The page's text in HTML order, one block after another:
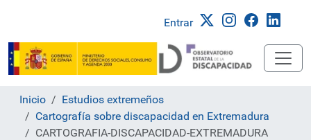
Entrar
Inicio
Estudios extremeños
Cartografía sobre discapacidad en Extremadura
CARTOGRAFIA-DISCAPACIDAD-EXTREMADURA